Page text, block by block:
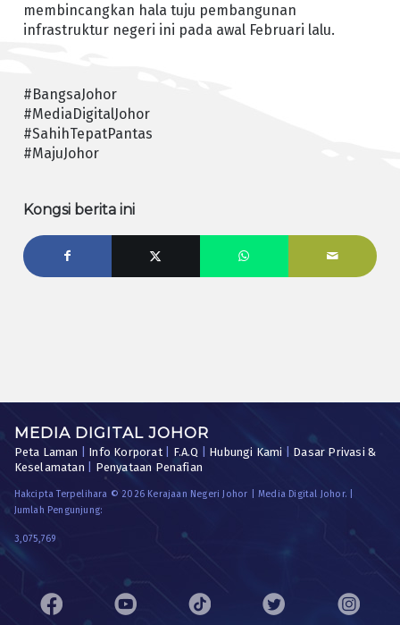
membincangkan hala tuju pembangunan
infrastruktur negeri ini pada awal Februari lalu.
#BangsaJohor
#MediaDigitalJohor
#SahihTepatPantas
#MajuJohor
Kongsi berita ini
MEDIA DIGITAL JOHOR
Peta Laman Info Korporat| F.A.Q Hubungi Kami
Dasar Privasi &
Keselamatan
Penyataan Penafian
Hakcipta Terpelihara © 2026 Kerajaan Negeri Johor | Media Digital Johor. |
Jumlah Pengunjung:
3,075,769